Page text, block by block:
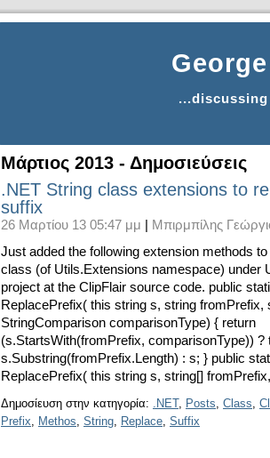
Μάρτιος 2013 - Δημοσιεύσεις
.NET String class extensions to
suffix
26 Μαρτίου 13 05:47 μμ
Μπιρμπίλης
Just added the following extension methods
class (of Utils.Extensions namespace) under
project at the ClipFlair source code. public
ReplacePrefix( this string s, string fromPrefix,
StringComparison comparisonType) { return
(s.StartsWith(fromPrefix, comparisonType)) ?
s.Substring(fromPrefix.Length) : s; } public
ReplacePrefix( this string s, string[]
Δημοσίευση στην κατηγορία: .NET, Posts, Class,
Prefix, Methos, String, Replace, Suffix